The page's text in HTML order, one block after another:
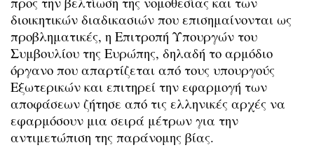
διοικητικών διαδικασιών που επισημαίνονται ως
προβληματικές, η Επιτροπή Υπουργών του
Συμβουλίου της Ευρώπης, δηλαδή το αρμόδιο
όργανο που απαρτίζεται από τους υπουργούς
Εξωτερικών και επιτηρεί την εφαρμογή των
αποφάσεων ζήτησε από τις ελληνικές αρχές να
εφαρμόσουν μια σειρά μέτρων για την
αντιμετώπιση της παράνομης βίας.